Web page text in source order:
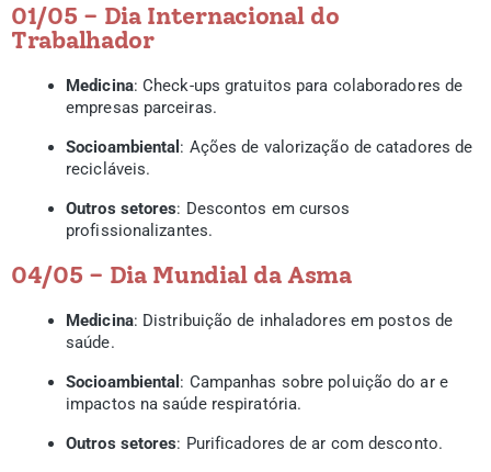
01/05 – Dia Internacional do
Trabalhador
Medicina: Check-ups gratuitos para colaboradores de
empresas parceiras.
Socioambiental : Ações de valorização de catadores de
recicláveis.
Outros setores: Descontos em cursos
profissionalizantes.
04/05 – Dia Mundial da Asma
Medicina: Distribuição de inhaladores em postos de
saúde.
Socioambiental : Campanhas sobre poluição do ar e
impactos na saúde respiratória.
Outros setores: Purificadores de ar com desconto.